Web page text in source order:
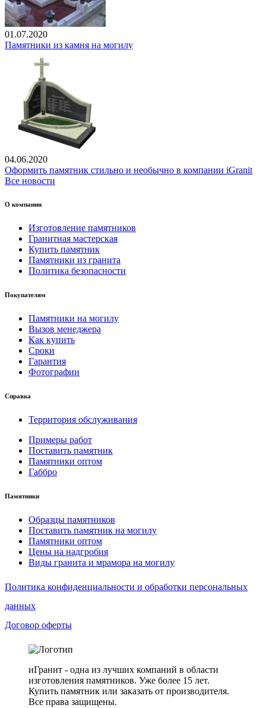
01.07.2020
Памятники из камня на могилу
04.06.2020
Оформить памятник стильно и необычно в компании iGranit
Все новости
О компании
Изготовление памятников
Гранитная мастерская
Купить памятник
Памятники из гранита
Политика безопасности
Покупателям
Памятники на могилу
Вызов менеджера
Как купить
Сроки
Гарантия
Фотографии
Справка
Территория обслуживания
Примеры работ
Поставить памятник
Памятники оптом
Габбро
Памятники
Образцы памятников
Поставить памятник на могилу
Памятники оптом
Цены на надгробия
Виды гранита и мрамора на могилу
Политика конфиденциальности и обработки персональных
данных
Договор оферты
иГранит - одна из лучших компаний в области
изготовления памятников. Уже более 15 лет.
Купить памятник или заказать от производителя.
Все права защищены.